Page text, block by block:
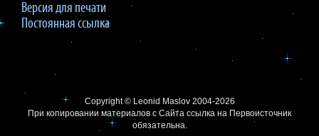
Версия для печати
Постоянная ссылка
Copyright © Leonid Maslov2004-2026
При копировании материалов с Сайта ссылка на Первоисточник
обязательна.